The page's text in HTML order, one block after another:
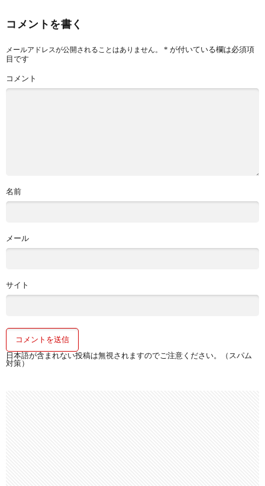
コメントを書く
メールアドレスが公開されることはありません。 * が付いている欄は必須項
目です
コメント
名前
メール
サイト
日本語が含まれない投稿は無視されますのでご注意ください。（スパム
対策）